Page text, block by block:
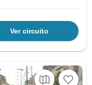
Ver circuito